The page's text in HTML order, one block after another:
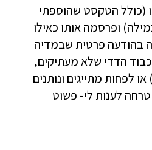
הטקסט שהוספתי
ופרסמה אותו כאילו
בהודעה פרטית שבמדיה
הדדי שלא מעתיקים,
אלא משתפים (share) או לפחות מתייגים ונותנים
לענות לי- פשוט